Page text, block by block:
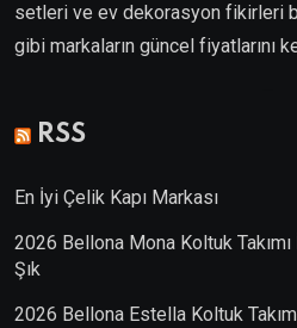
setleri ve ev dekorasyon fikirleri
gibi markaların güncel fiyatlarını
RSS
En İyi Çelik Kapı Markası
2026 Bellona Mona Koltuk
Şık
2026 Bellona Estella Koltuk